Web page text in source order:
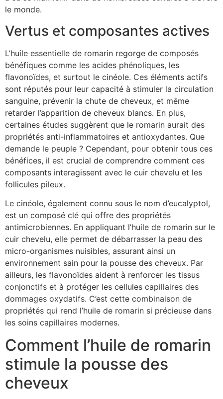
le monde.
Vertus et composantes actives
L’huile essentielle de romarin regorge de composés
bénéfiques comme les acides phénoliques, les
flavonoïdes, et surtout le cinéole. Ces éléments actifs
sont réputés pour leur capacité à stimuler la circulation
sanguine, prévenir la chute de cheveux, et même
retarder l’apparition de cheveux blancs. En plus,
certaines études suggèrent que le romarin aurait des
propriétés anti-inflammatoires et antioxydantes. Que
demande le peuple ? Cependant, pour obtenir tous ces
bénéfices, il est crucial de comprendre comment ces
composants interagissent avec le cuir chevelu et les
follicules pileux.
Le cinéole, également connu sous le nom d’eucalyptol,
est un composé clé qui offre des propriétés
antimicrobiennes. En appliquant l’huile de romarin sur le
cuir chevelu, elle permet de débarrasser la peau des
micro-organismes nuisibles, assurant ainsi un
environnement sain pour la pousse des cheveux. Par
ailleurs, les flavonoïdes aident à renforcer les tissus
conjonctifs et à protéger les cellules capillaires des
dommages oxydatifs. C’est cette combinaison de
propriétés qui rend l’huile de romarin si précieuse dans
les soins capillaires modernes.
Comment l’huile de romarin
stimule la pousse des
cheveux